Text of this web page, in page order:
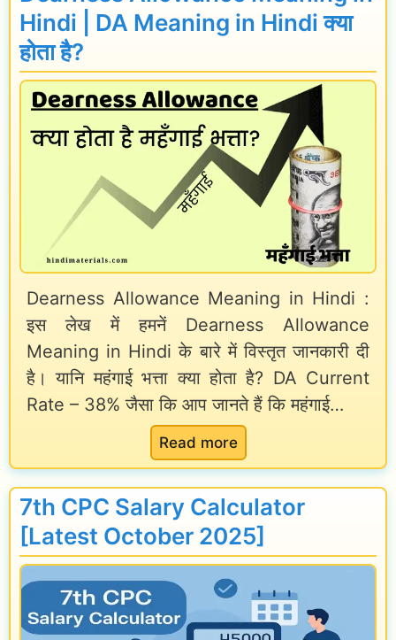
र
T
a
s
A
क्या
हो
ता
है
?
c
s
o
e
s
i
n
H
n
d
i
l
w
a
n
e
a
n
i
n
g
i
n
H
i
d
7
Hindi | DA Meaning in Hindi क्या
होता है?
Dearness Allowance Meaning in Hindi :
इस लेख में हमनें Dearness Allowance
Meaning in Hindi के बारे में विस्तृत जानकारी दी
है। यानि महंगाई भत्ता क्या होता है? DA Current
Rate – 38% जैसा कि आप जानते हैं कि महंगाई…
Read more:
D
e
a
r
n
7th CPC Salary Calculator
[Latest October 2025]